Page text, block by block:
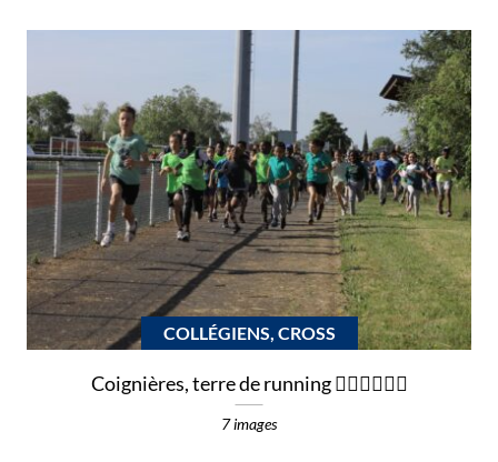
COLLÉGIENS, CROSS
Coignières, terre de running 🏃🏽‍♂️🏃🏻‍♀️
7 images